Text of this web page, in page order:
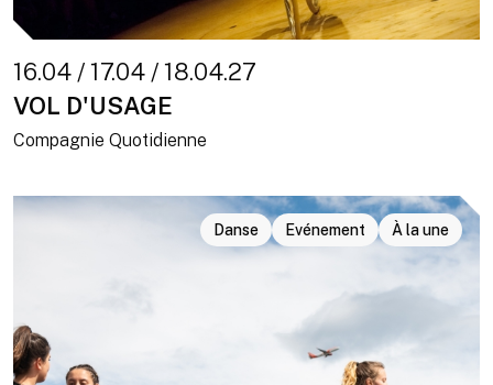
16.04 / 17.04 / 18.04.27
VOL D'USAGE
Compagnie Quotidienne
Danse Evénement À la une